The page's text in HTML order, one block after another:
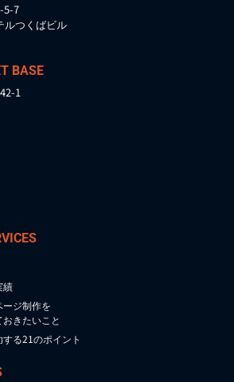
5-7
ルつくばビル
BASE
1
績
ジ制作を
きたいこと
る21のポイント